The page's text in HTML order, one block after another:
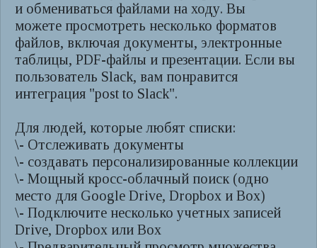
и обмениваться файлами на ходу. Вы
можете просмотреть несколько форматов
файлов, включая документы, электронные
таблицы, PDF-файлы и презентации. Если вы
пользователь Slack, вам понравится
интеграция "post to Slack".
Для людей, которые любят списки:
\- Отслеживать документы
\- создавать персонализированные коллекции
\- Мощный кросс-облачный поиск (одно
место для Google Drive, Dropbox и Box)
\- Подключите несколько учетных записей
Drive, Dropbox или Box